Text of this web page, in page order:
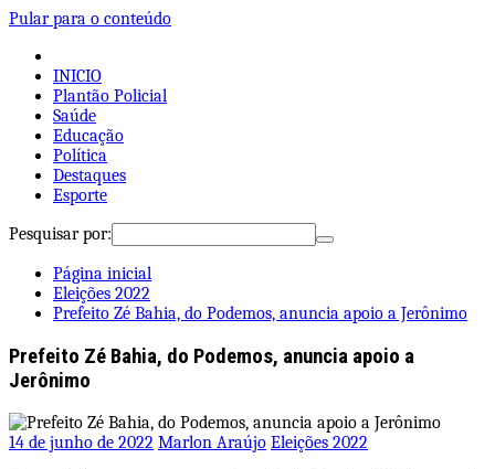
Pular para o conteúdo
INICIO
Plantão Policial
Saúde
Educação
Política
Destaques
Esporte
Pesquisar por:
Página inicial
Eleições 2022
Prefeito Zé Bahia, do Podemos, anuncia apoio a Jerônimo
Prefeito Zé Bahia, do Podemos, anuncia apoio a
Jerônimo
14 de junho de 2022 Marlon Araújo Eleições 2022